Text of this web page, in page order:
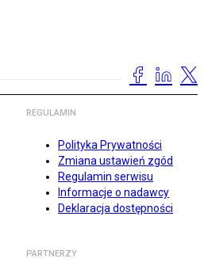
REGULAMIN
Polityka Prywatności
Zmiana ustawień zgód
Regulamin serwisu
Informacje o nadawcy
Deklaracja dostępności
PARTNERZY